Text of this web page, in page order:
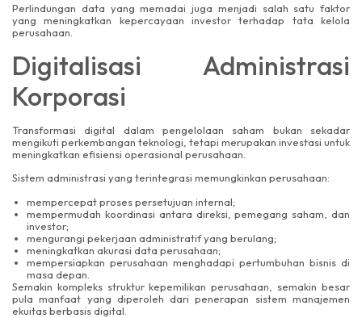
Perlindungan data yang memadai juga menjadi salah satu faktor
yang meningkatkan kepercayaan investor terhadap tata kelola
perusahaan.
Digitalisasi Administrasi
Korporasi
Transformasi digital dalam pengelolaan saham bukan sekadar
mengikuti perkembangan teknologi, tetapi merupakan investasi untuk
meningkatkan efisiensi operasional perusahaan.
Sistem administrasi yang terintegrasi memungkinkan perusahaan:
mempercepat proses persetujuan internal;
mempermudah koordinasi antara direksi, pemegang saham, dan
investor;
mengurangi pekerjaan administratif yang berulang;
meningkatkan akurasi data perusahaan;
mempersiapkan perusahaan menghadapi pertumbuhan bisnis di
masa depan.
Semakin kompleks struktur kepemilikan perusahaan, semakin besar
pula manfaat yang diperoleh dari penerapan sistem manajemen
ekuitas berbasis digital.